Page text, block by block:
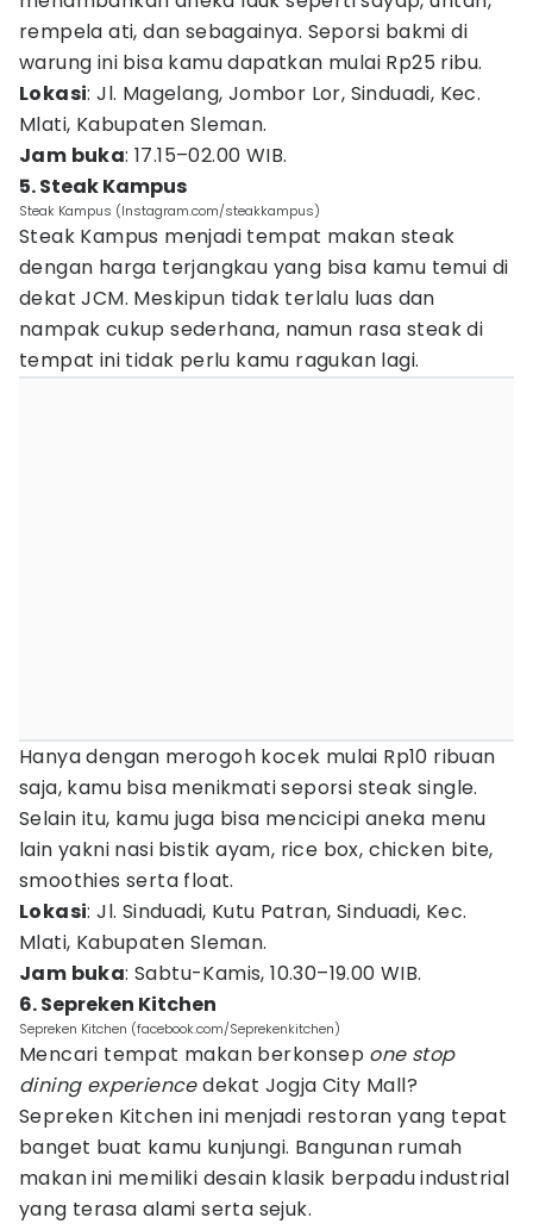
rempela ati, dan sebagainya. Seporsi bakmi di
warung ini bisa kamu dapatkan mulai Rp25 ribu.
Lokasi: Jl. Magelang, Jombor Lor, Sinduadi, Kec.
Mlati, Kabupaten Sleman.
Jam buka: 17.15–02.00 WIB.
5. Steak Kampus
Steak Kampus (Instagram.com/steakkampus)
Steak Kampus menjadi tempat makan steak
dengan harga terjangkau yang bisa kamu temui di
dekat JCM. Meskipun tidak terlalu luas dan
nampak cukup sederhana, namun rasa steak di
tempat ini tidak perlu kamu ragukan lagi.
Hanya dengan merogoh kocek mulai Rp10 ribuan
saja, kamu bisa menikmati seporsi steak single.
Selain itu, kamu juga bisa mencicipi aneka menu
lain yakni nasi bistik ayam, rice box, chicken bite,
smoothies serta float.
Lokasi: Jl. Sinduadi, Kutu Patran, Sinduadi, Kec.
Mlati, Kabupaten Sleman.
Jam buka: Sabtu-Kamis, 10.30–19.00 WIB.
6. Sepreken Kitchen
Sepreken Kitchen (facebook.com/Seprekenkitchen)
Mencari tempat makan berkonsep one stop
dining experiencedekat Jogja City Mall?
Sepreken Kitchen ini menjadi restoran yang tepat
banget buat kamu kunjungi. Bangunan rumah
makan ini memiliki desain klasik berpadu industrial
yang terasa alami serta sejuk.